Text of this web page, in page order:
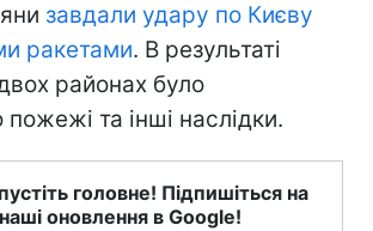
завдали удару по Києву
ракетами. В результаті
районах було
пожежі та інші наслідки.
головне! Підпишіться на
наші оновлення в Google!